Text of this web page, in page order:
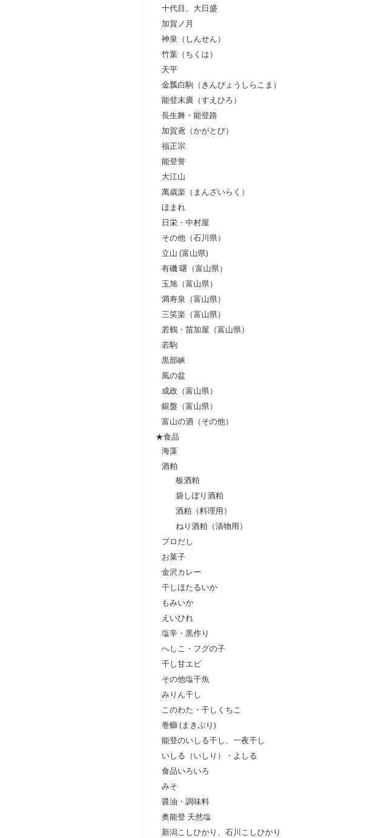
十代目、大日盛
加賀ノ月
神泉（しんせん）
竹葉（ちくは）
天平
金瓢白駒（きんぴょうしらこま）
能登末廣（すえひろ）
長生舞・能登路
加賀鳶（かがとび）
福正宗
能登誉
大江山
萬歳楽（まんざいらく）
ほまれ
日栄・中村屋
その他（石川県）
立山 (富山県)
有磯 曙（富山県）
玉旭（富山県）
満寿泉（富山県）
三笑楽（富山県）
若鶴・苗加屋（富山県）
若駒
黒部峡
風の盆
成政（富山県）
銀盤（富山県）
富山の酒（その他）
★食品
海藻
酒粕
板酒粕
袋しぼり酒粕
酒粕（料理用）
ねり酒粕（漬物用）
プロだし
お菓子
金沢カレー
干しほたるいか
もみいか
えいひれ
塩辛・黒作り
へしこ・フグの子
干し甘エビ
その他塩干魚
みりん干し
このわた・干しくちこ
巻鰤 (まきぶり)
能登のいしる干し、一夜干し
いしる（いしり）・よしる
食品いろいろ
みそ
醤油・調味料
奥能登 天然塩
新潟こしひかり、石川こしひかり